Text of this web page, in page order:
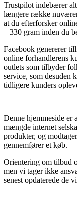
Trustpilot indebærer
længere række
at du efterforsker
– 330 gram inden du
Facebook genererer
online forhandlerens
outlets som tilbyder
service, som desuden
tidligere kunders
Denne hjemmeside er
mængde internet
produkter, og
gennemfører et køb.
Orientering om tilbud
men vi tager ikke
senest opdaterede de